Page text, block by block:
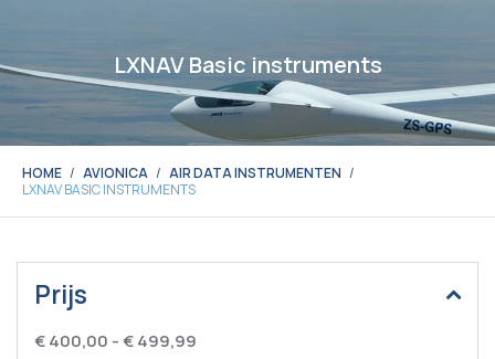
LXNAV Basic instruments
HOME AVIONICA
AIR DATA INSTRUMENTEN
LXNAV BASIC INSTRUMENTS
Prijs
€ 400,00 -€ 499,99